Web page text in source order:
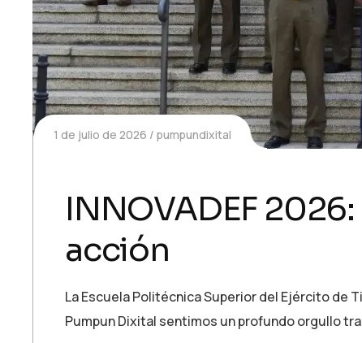
1 de julio de 2026 pumpundixital
INNOVADEF
acción
La Escuela Politécnica Superior del Ejército de
Pumpun Dixital sentimos un profundo orgullo